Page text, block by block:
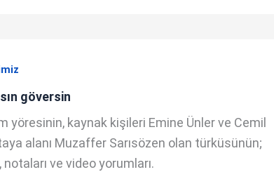
göversin
yöresinin, kaynak kişileri Emine Ünler ve Cemil
alanı Muzaffer Sarısözen olan türküsünün;
notaları ve video yorumları.